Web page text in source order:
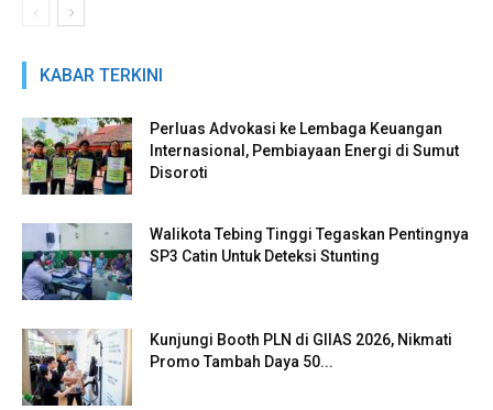
KABAR TERKINI
Perluas Advokasi ke Lembaga Keuangan
Internasional, Pembiayaan Energi di Sumut
Disoroti
Walikota Tebing Tinggi Tegaskan Pentingnya
SP3 Catin Untuk Deteksi Stunting
Kunjungi Booth PLN di GIIAS 2026, Nikmati
Promo Tambah Daya 50...